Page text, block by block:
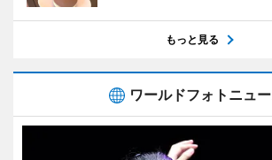
もっと見る
ワールドフォトニュ